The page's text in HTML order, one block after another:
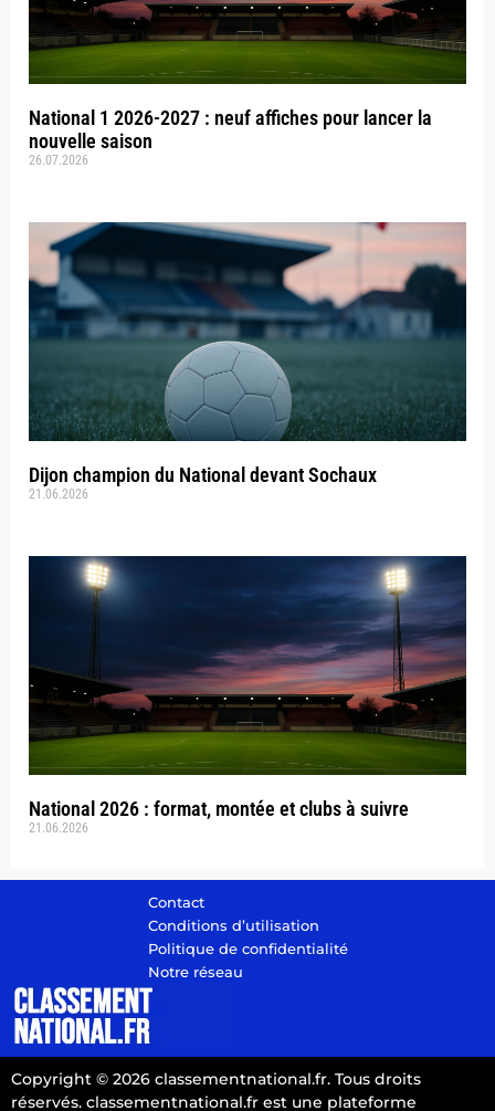
National 1 2026-2027 : neuf affiches pour lancer la
nouvelle saison
26.07.2026
Dijon champion du National devant Sochaux
21.06.2026
National 2026 : format, montée et clubs à suivre
21.06.2026
Contact
Conditions d’utilisation
Politique de confidentialité
Notre réseau
Copyright © 2026 classementnational.fr. Tous droits
réservés. classementnational.fr est une plateforme